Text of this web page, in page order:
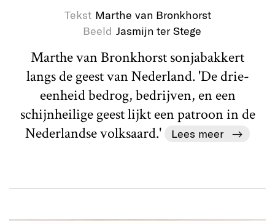
Tekst Marthe van Bronkhorst
Beeld Jasmijn ter Stege
Marthe van Bronkhorst sonjabakkert
langs de geest van Nederland. 'De drie-
eenheid bedrog, bedrijven, en een
schijnheilige geest lijkt een patroon in de
Nederlandse volksaard.'
Lees meer